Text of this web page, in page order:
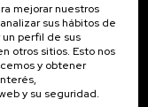
mejorar nuestros
sus hábitos de
perfil de sus
otros sitios. Esto nos
y obtener
y su seguridad.